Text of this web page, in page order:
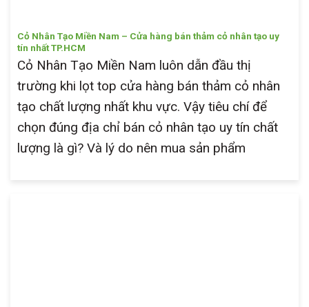
Cỏ Nhân Tạo Miền Nam – Cửa hàng bán thảm cỏ nhân tạo uy
tín nhất TP.HCM
Cỏ Nhân Tạo Miền Nam luôn dẫn đầu thị
trường khi lọt top cửa hàng bán thảm cỏ nhân
tạo chất lượng nhất khu vực. Vậy tiêu chí để
chọn đúng địa chỉ bán cỏ nhân tạo uy tín chất
lượng là gì? Và lý do nên mua sản phẩm